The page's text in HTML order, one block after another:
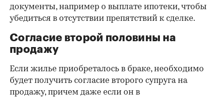
документы, например о выплате ипотеки, чтобы
убедиться в отсутствии препятствий к сделке.
Согласие второй половины на
продажу
Если жилье приобреталось в браке, необходимо
будет получить согласие второго супруга на
продажу, причем даже если он в